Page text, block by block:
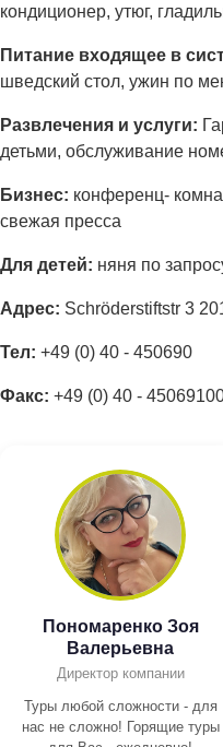
кондиционер, утюг,
Питание входящее в
шведский стол, ужин по
Развлечения и услуги:
детьми, обслуживание
Бизнес: конференц-
свежая пресса
Для детей: няня по
Адрес: Schröderstiftstr 3
Тел: +49 (0) 40 - 450690
Факс: +49 (0) 40 -
Пономаренко Зоя
Валерьевна
Директор компании
Туры любой сложности - для
нас не сложно! Горящие туры